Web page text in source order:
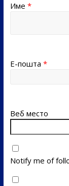
Име *
Е-пошта *
Веб место
Notify me of